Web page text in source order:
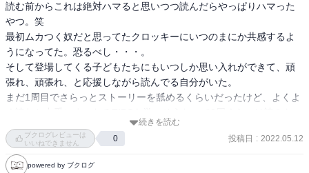
絵も丁寧に描かれていますし、「なつかしさ」半分、「（受験生や
保護者に対しての声掛けの）勉強」半分、ということで、楽しく読
み進められそうです。
読む前からこれは絶対ハマると思いつつ読んだらやっぱりハマった
やつ。笑
最初ムカつく奴だと思ってたクロッキーにいつのまにか共感するよ
うになってた。恐るべし・・・。
そして登場してくる子どもたちにもいつしか思い入れができて、頑
張れ、頑張れ、と応援しながら読んでる自分がいた。
まだ1周目でさらっとストーリーを舐めるくらいだったけど、よくよ
なと思う。
続きを読む
ブクログレビューは
いいねできません
0 投稿日 : 2022.05.12
powered by ブクログ